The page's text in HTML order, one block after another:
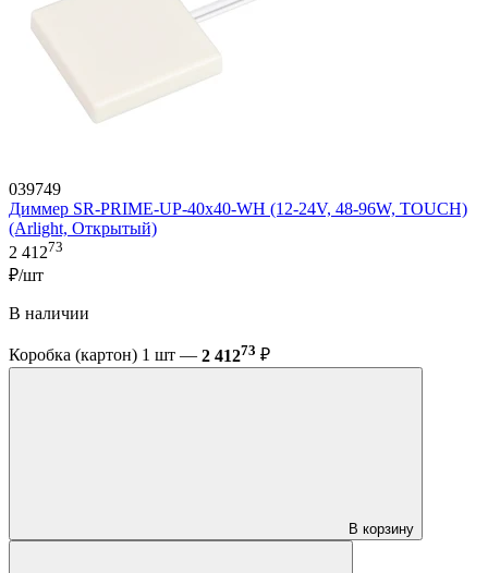
039749
Диммер SR-PRIME-UP-40x40-WH (12-24V, 48-96W, TOUCH)
(Arlight, Открытый)
2 41273
₽/шт
В наличии
Коробка (картон) 1 шт — 2 41273 ₽
В корзину